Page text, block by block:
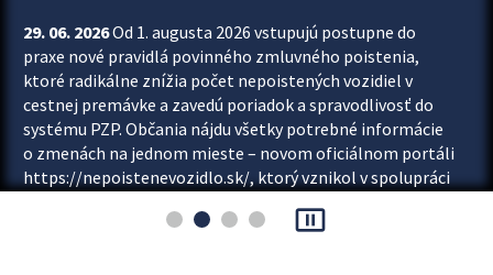
29. 06. 2026Od 1. augusta 2026 vstupujú postupne do
praxe nové pravidlá povinného zmluvného poistenia,
ktoré radikálne znížia počet nepoistených vozidiel v
cestnej premávke a zavedú poriadok a spravodlivosť do
systému PZP. Občania nájdu všetky potrebné informácie
o zmenách na jednom mieste – novom oficiálnom portáli
https://nepoistenevozidlo.sk/, ktorý vznikol v spolupráci
asociácie poisťovní (SLASPO) a Ministerstva vnútra SR.
pause_presentation